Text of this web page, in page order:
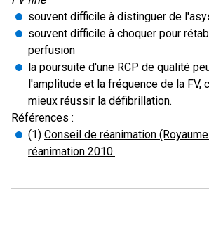
souvent difficile à distinguer de
souvent difficile à choquer pour
perfusion
la poursuite d'une RCP de qualité
l'amplitude et la fréquence de la FV,
mieux réussir la défibrillation.
Références :
(1) Conseil de réanimation
réanimation 2010.